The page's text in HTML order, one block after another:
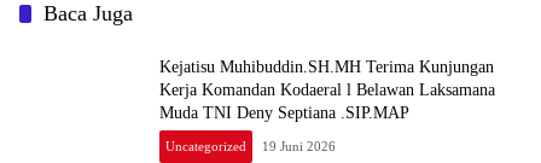
Baca Juga
Kejatisu Muhibuddin.SH.MH Terima Kunjungan
Kerja Komandan Kodaeral l Belawan Laksamana
Muda TNI Deny Septiana .SIP.MAP
Uncategorized 19 Juni 2026